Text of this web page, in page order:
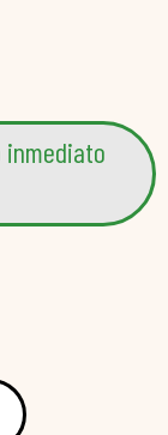
inmediato